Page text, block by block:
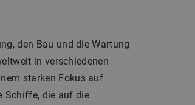
den Bau und die Wartung
in verschiedenen
starken Fokus auf
Schiffe, die auf die